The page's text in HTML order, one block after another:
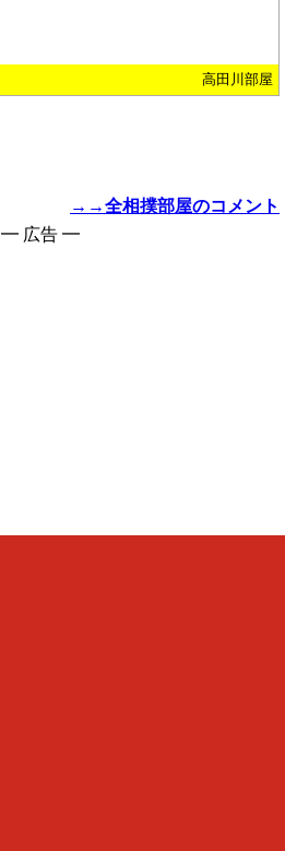
高田川部屋
→→全相撲部屋のコメント
━ 広告 ━